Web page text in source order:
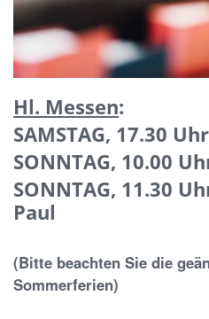
Hl. Messen:
SAMSTAG, 17.30
SONNTAG, 10.00
SONNTAG, 11.30
Paul
(Bitte beachten Sie die
Sommerferien)